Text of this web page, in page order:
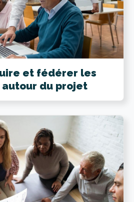
et fédérer les
du projet